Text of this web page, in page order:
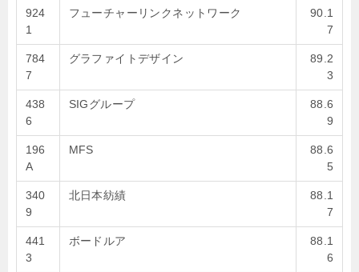
924
1
フューチャーリンクネットワーク
90.1
7
784
7
グラファイトデザイン
89.2
3
438
6
SIGグループ
88.6
9
196
A
MFS
88.6
5
340
9
北日本紡績
88.1
7
441
3
ボードルア
88.1
6